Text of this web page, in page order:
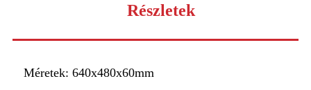
Részletek
Méretek: 640x480x60mm